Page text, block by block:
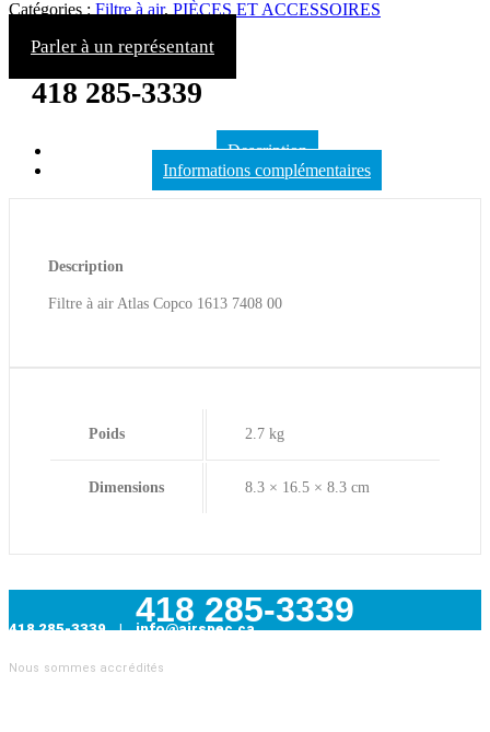
Catégories : Filtre à air, PIÈCES ET ACCESSOIRES
Parler à un représentant
418 285-3339
Description
Informations complémentaires
Description
Filtre à air Atlas Copco 1613 7408 00
Poids 2.7 kg
Dimensions 8.3 × 16.5 × 8.3 cm
418 285-3339
418 285-3339 | info@airspec.ca
231, Armand-Bombardier
Nous sommes accrédités